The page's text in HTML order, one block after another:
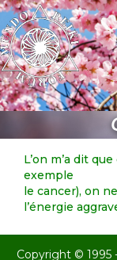
L’on m’a dit
exemple
le cancer), on
l’énergie
Copyright © 1995